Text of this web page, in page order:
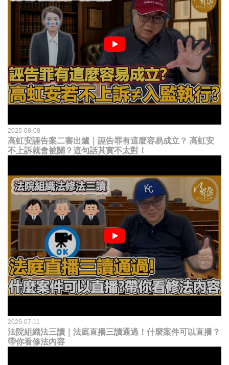
2025-08-08
高虹安誣告案二審出爐｜誣告罪有這麼容易成立？ 高虹安
不上訴就會被關？這句話其實不太對！
2025-07-11
法院組織法三讀｜法庭直播三讀通過！什麼案件可以直播？
帶你看修法內容